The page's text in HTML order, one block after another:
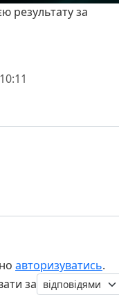
результату за
авторизуватись.
за